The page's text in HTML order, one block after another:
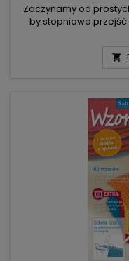
Zaczynamy od
by stopniowo
liściastych ażurów.
Wykonane w stylu 